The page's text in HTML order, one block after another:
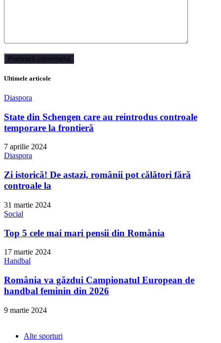
Ultimele articole
Diaspora
State din Schengen care au reintrodus controale
temporare la frontieră
7 aprilie 2024
Diaspora
Zi istorică! De astazi, românii pot călători fără
controale la
31 martie 2024
Social
Top 5 cele mai mari pensii din România
17 martie 2024
Handbal
România va găzdui Campionatul European de
handbal feminin din 2026
9 martie 2024
Alte sporturi